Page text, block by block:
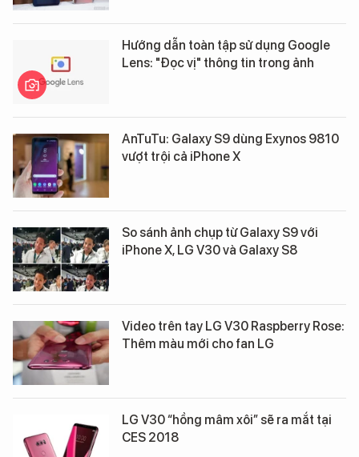
Hướng dẫn toàn tập sử dụng Google
Lens: "Đọc vị" thông tin trong ảnh
AnTuTu: Galaxy S9 dùng Exynos 9810
vượt trội cả iPhone X
So sánh ảnh chụp từ Galaxy S9 với
iPhone X, LG V30 và Galaxy S8
Video trên tay LG V30 Raspberry Rose:
Thêm màu mới cho fan LG
LG V30 “hồng mâm xôi” sẽ ra mắt tại
CES 2018